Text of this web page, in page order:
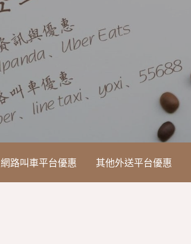
網路叫車平台優惠 其他外送平台優惠